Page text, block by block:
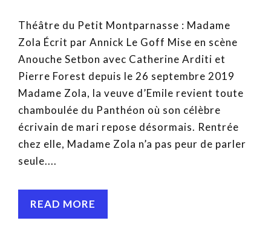
Théâtre du Petit Montparnasse : Madame
Zola Écrit par Annick Le Goff Mise en scène
Anouche Setbon avec Catherine Arditi et
Pierre Forest depuis le 26 septembre 2019
Madame Zola, la veuve d’Emile revient toute
chamboulée du Panthéon où son célèbre
écrivain de mari repose désormais. Rentrée
chez elle, Madame Zola n’a pas peur de parler
seule....
READ MORE